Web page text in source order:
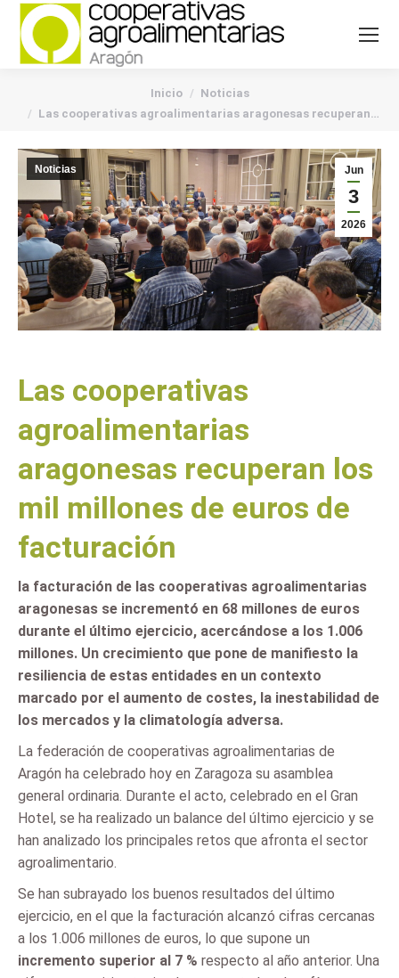
Inicio
Noticias
Las cooperativas agroalimentarias aragonesas recuperan…
Jun
3
2026
Noticias
Las cooperativas
agroalimentarias
aragonesas recuperan los
mil millones de euros de
facturación
la facturación de las cooperativas agroalimentarias
aragonesas se incrementó en 68 millones de euros
durante el último ejercicio, acercándose a los 1.006
millones. Un crecimiento que pone de manifiesto la
resiliencia de estas entidades en un contexto
marcado por el aumento de costes, la inestabilidad de
los mercados y la climatología adversa.
La federación de cooperativas agroalimentarias de
Aragón ha celebrado hoy en Zaragoza su asamblea
general ordinaria. Durante el acto, celebrado en el Gran
Hotel, se ha realizado un balance del último ejercicio y se
han analizado los principales retos que afronta el sector
agroalimentario.
Se han subrayado los buenos resultados del último
ejercicio, en el que la facturación alcanzó cifras cercanas
a los 1.006 millones de euros, lo que supone un
incremento superior al 7 % respecto al año anterior. Una